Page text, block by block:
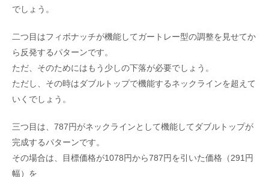
でしょう。
二つ目はフィボナッチが機能してガートレー型の調整を見せてか
ら反発するパターンです。
ただ、そのためにはもう少しの下落が必要でしょう。
ただし、その時はダブルトップで機能するネックラインを超えて
いくでしょう。
三つ目は、787円がネックラインとして機能してダブルトップが
完成するパターンです。
その場合は、目標価格が1078円から787円を引いた価格（291円
幅）を